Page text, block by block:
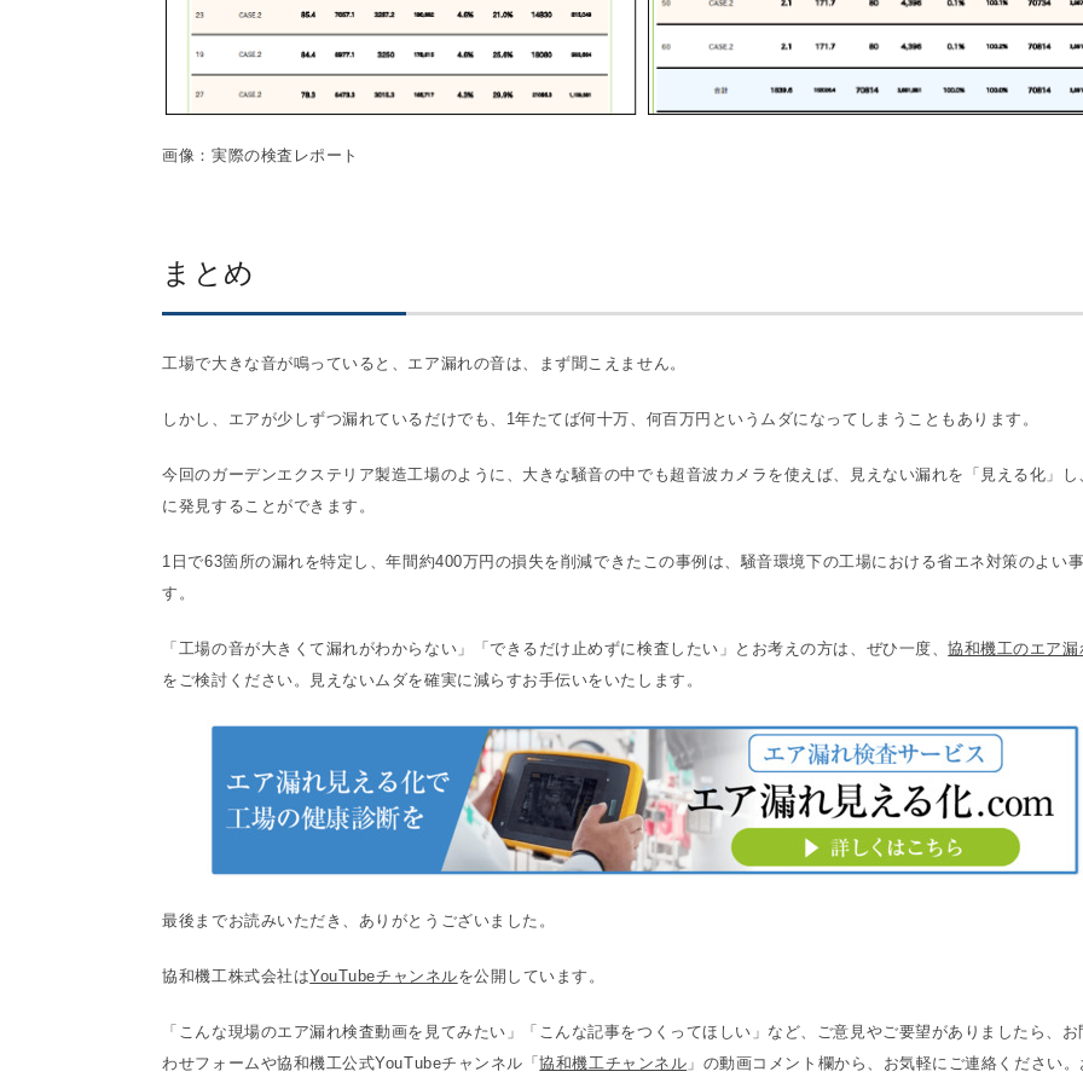
画像：実際の検査レポート
まとめ
工場で大きな音が鳴っていると、エア漏れの音は、まず聞こえません。
しかし、エアが少しずつ漏れているだけでも、1年たてば何十万、何百万円というムダになってしまうこともあります。
今回のガーデンエクステリア製造工場のように、大きな騒音の中でも超音波カメラを使えば、見えない漏れを「見える化」し
に発見することができます。
1日で63箇所の漏れを特定し、年間約400万円の損失を削減できたこの事例は、騒音環境下の工場における省エネ対策のよい
す。
「工場の音が大きくて漏れがわからない」「できるだけ止めずに検査したい」とお考えの方は、ぜひ一度、協和機工のエア漏
をご検討ください。見えないムダを確実に減らすお手伝いをいたします。
最後までお読みいただき、ありがとうございました。
協和機工株式会社はYouTubeチャンネルを公開しています。
「こんな現場のエア漏れ検査動画を見てみたい」「こんな記事をつくってほしい」など、ご意見やご要望がありましたら、お
わせフォームや協和機工公式YouTubeチャンネル「協和機工チャンネル 」の動画コメント欄から、お気軽にご連絡ください